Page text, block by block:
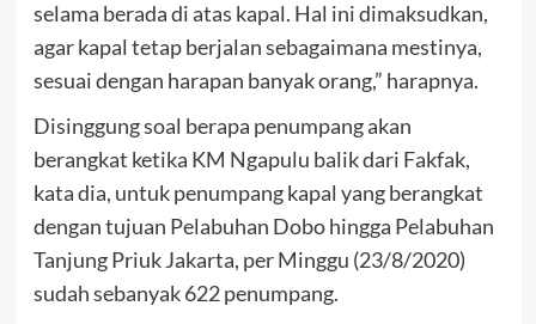
selama berada di atas kapal. Hal ini dimaksudkan,
agar kapal tetap berjalan sebagaimana mestinya,
sesuai dengan harapan banyak orang,” harapnya.
Disinggung soal berapa penumpang akan
berangkat ketika KM Ngapulu balik dari Fakfak,
kata dia, untuk penumpang kapal yang berangkat
dengan tujuan Pelabuhan Dobo hingga Pelabuhan
Tanjung Priuk Jakarta, per Minggu (23/8/2020)
sudah sebanyak 622 penumpang.